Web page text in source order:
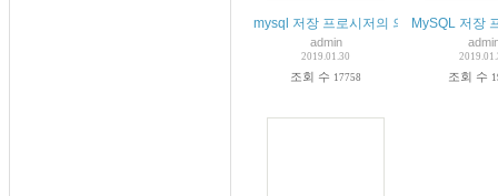
mysql 저장 프로시저의 의미와 작성 방법
admin
2019.01.30
조회 수 17758
MySQL 저장
조회 수